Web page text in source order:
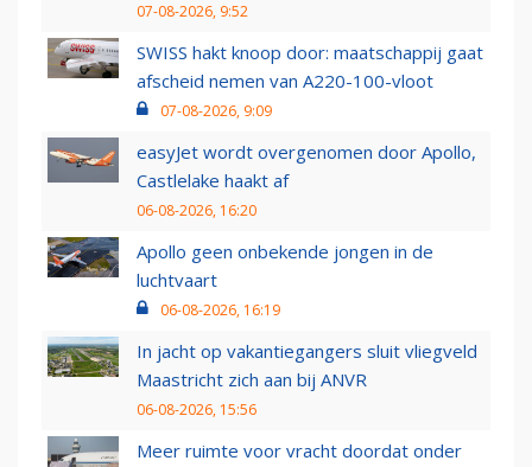
07-08-2026, 9:52
SWISS hakt knoop door: maatschappij gaat
afscheid nemen van A220-100-vloot
07-08-2026, 9:09
easyJet wordt overgenomen door Apollo,
Castlelake haakt af
06-08-2026, 16:20
Apollo geen onbekende jongen in de
luchtvaart
06-08-2026, 16:19
In jacht op vakantiegangers sluit vliegveld
Maastricht zich aan bij ANVR
06-08-2026, 15:56
Meer ruimte voor vracht doordat onder